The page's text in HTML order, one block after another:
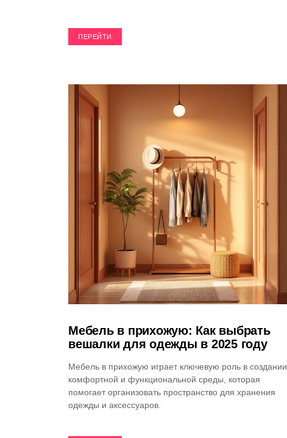
ПЕРЕЙТИ
Мебель в прихожую: Как выбрать
вешалки для одежды в 2025 году
Мебель в прихожую играет ключевую роль в создании
комфортной и функциональной среды, которая
помогает организовать пространство для хранения
одежды и аксессуаров.